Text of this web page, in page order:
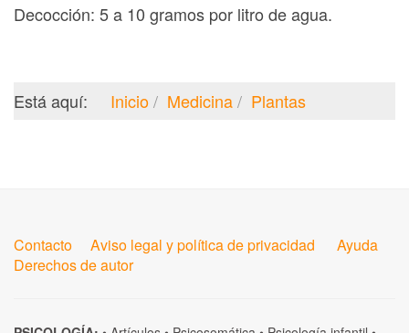
Decocción: 5 a 10 gramos por litro de agua.
Está aquí: Inicio Medicina Plantas
Contacto Aviso legal y política de privacidad
Ayuda
Derechos de autor